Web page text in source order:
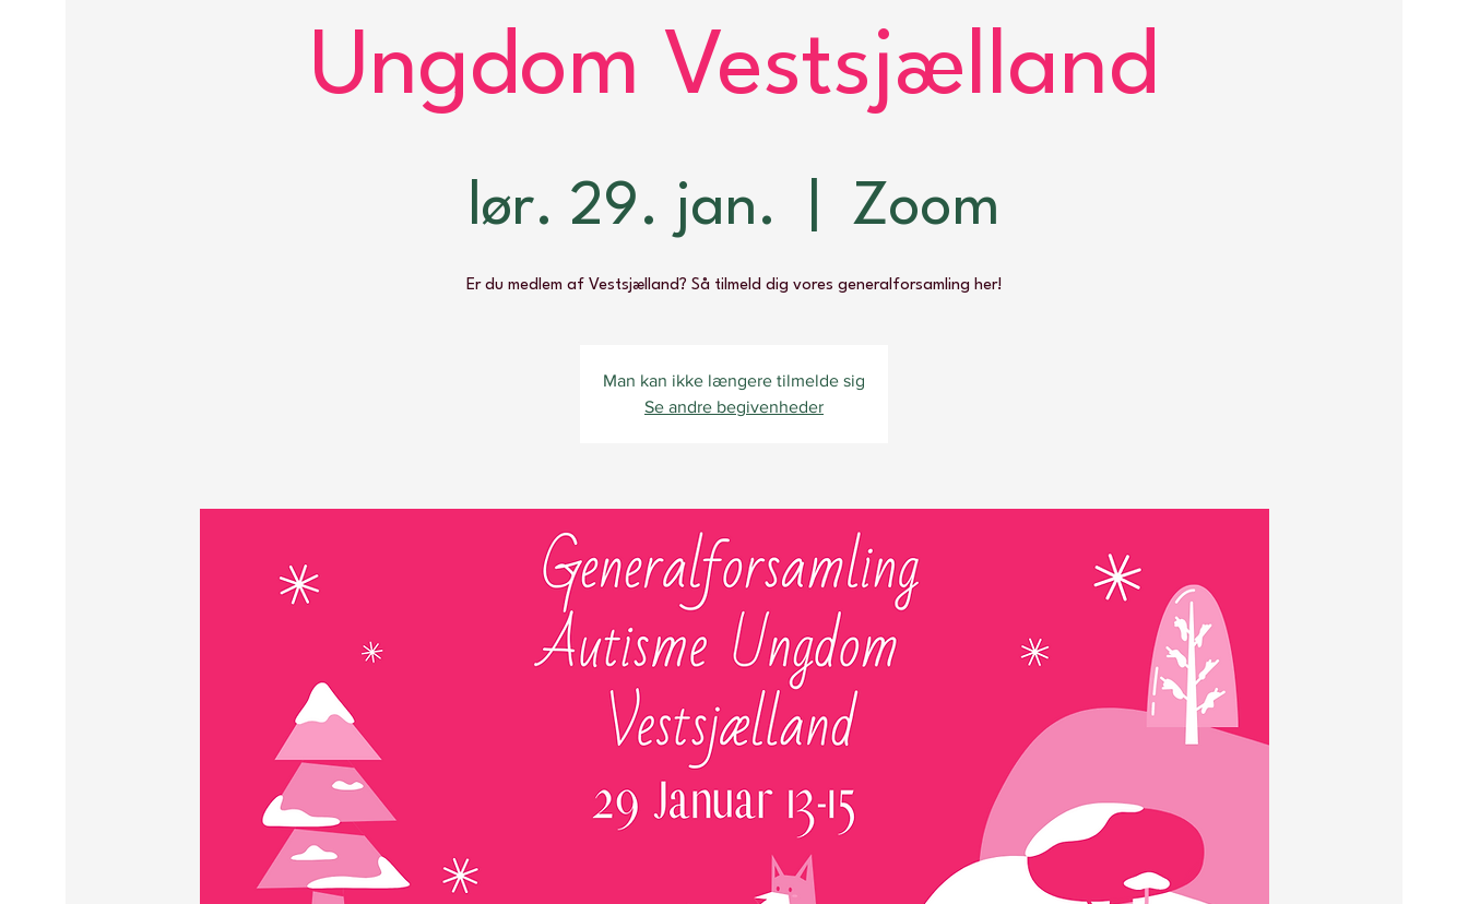
Ungdom Vestsjælland
lør. 29. jan. Zoom
Er du medlem af Vestsjælland? Så tilmeld dig vores generalforsamling her!
Man kan ikke længere tilmelde sig
Se andre begivenheder